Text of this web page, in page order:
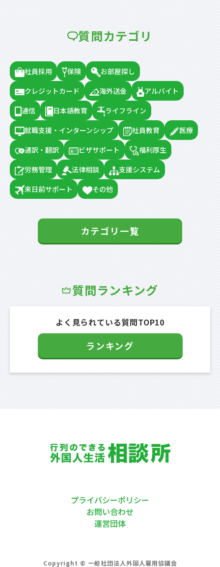
質問カテゴリ
社員採用 保険
お部屋探し
クレジットカード
海外送金
アルバイト
通信
日本語教育
ライフライン
就職支援・インターンシップ
社員教育
医療
通訳・翻訳
ビザサポート
福利厚生
労務管理
法律相談
支援システム
来日前サポート
その他
カテゴリ一覧
質問ランキング
よく見られている質問TOP10
ランキング
プライバシーポリシー
お問い合わせ
運営団体
Copyright © 一般社団法人外国人雇用協議会